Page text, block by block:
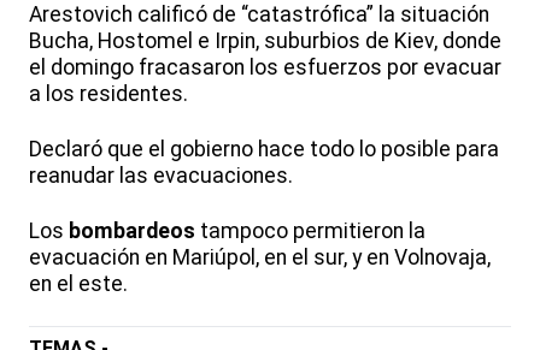
Arestovich calificó de “catastrófica” la situación
Bucha, Hostomel e Irpin, suburbios de Kiev, donde
el domingo fracasaron los esfuerzos por evacuar
a los residentes.
Declaró que el gobierno hace todo lo posible para
reanudar las evacuaciones.
Los bombardeos tampoco permitieron la
evacuación en Mariúpol, en el sur, y en Volnovaja,
en el este.